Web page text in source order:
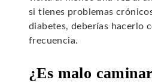
si tienes problemas
diabetes, deberías hacerlo
frecuencia.
¿Es malo caminar